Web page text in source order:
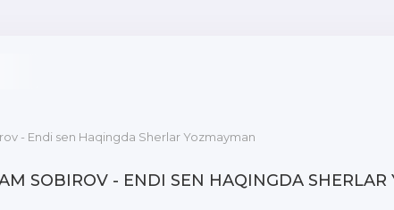
- Endi sen Haqingda Sherlar Yozmayman
SOBIROV - ENDI SEN HAQINGDA SHERLAR